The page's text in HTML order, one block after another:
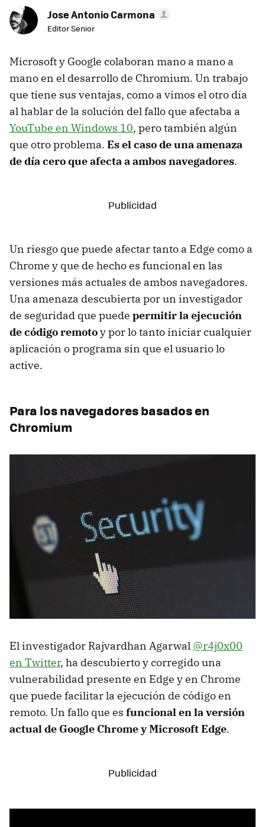
Jose Antonio Carmona
Editor Senior
Microsoft y Google colaboran mano a mano a
mano en el desarrollo de Chromium. Un trabajo
que tiene sus ventajas, como a vimos el otro día
al hablar de la solución del fallo que afectaba a
YouTube en Windows 10, pero también algún
que otro problema. Es el caso de una amenaza
de día cero que afecta a ambos navegadores.
Un riesgo que puede afectar tanto a Edge como a
Chrome y que de hecho es funcional en las
versiones más actuales de ambos navegadores.
Una amenaza descubierta por un investigador
de seguridad que puede permitir la ejecución
de código remotoy por lo tanto iniciar cualquier
aplicación o programa sin que el usuario lo
active.
Para los navegadores basados en
Chromium
El investigador Rajvardhan Agarwal @r4j0x00
en Twitter, ha descubierto y corregido una
vulnerabilidad presente en Edge y en Chrome
que puede facilitar la ejecución de código en
remoto. Un fallo que es funcional en la versión
actual de Google Chrome y Microsoft Edge.